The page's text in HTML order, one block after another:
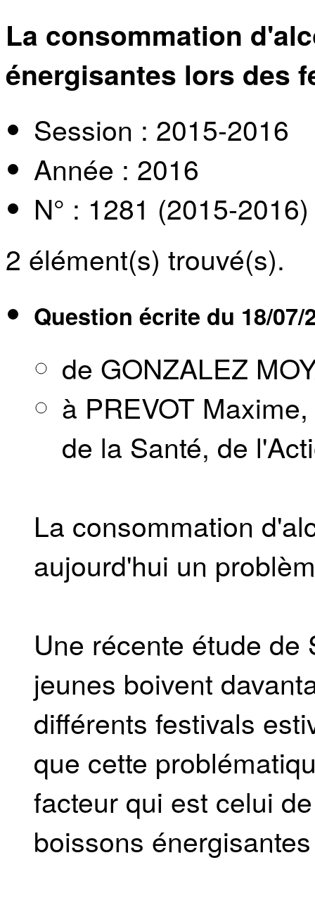
La consommation
énergisantes lors des
Session : 2015-2016
Année : 2016
N° : 1281 (2015-
2 élément(s) trouvé(s).
Question écrite du 18/07/
de GONZALEZ
à PREVOT
de la Santé, de
La consommation
aujourd'hui un
Une récente étude
jeunes boivent
différents festivals
que cette
facteur qui est celui
boissons